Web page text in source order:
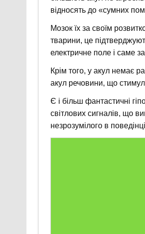
відносять до «сумних
Мозок їх за своїм
тварини, це
електричне поле і саме
Крім того, у акул немає
акул речовини, що
Є і більш фантастичні
світлових сигналів, що
незрозумілого в